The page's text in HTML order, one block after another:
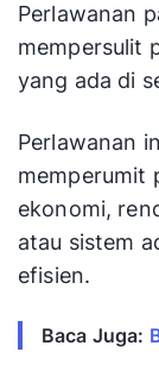
Perlawanan
mempersulit
yang ada di
Perlawanan
memperumit
ekonomi,
atau sistem
efisien.
Baca Juga: